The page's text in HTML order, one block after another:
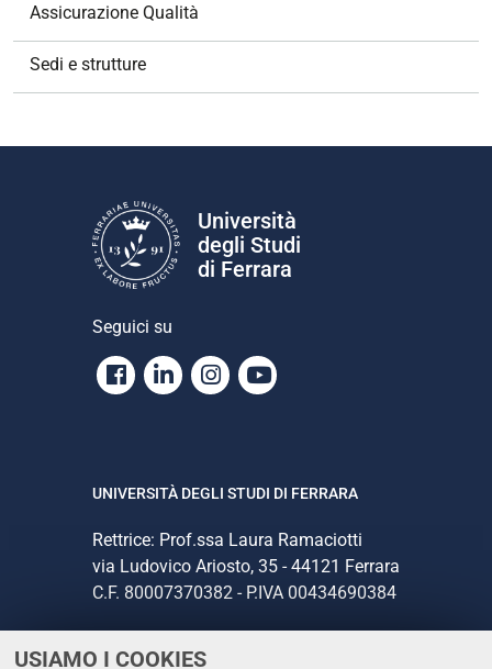
USIAMO I COOKIES
Assicurazione Qualità
Sedi e strutture
Università
degli Studi
di Ferrara
Seguici su
Facebook
LinkedinInstagram
Youtube
UNIVERSITÀ DEGLI STUDI DI FERRARA
Rettrice: Prof.ssa Laura Ramaciotti
via Ludovico Ariosto, 35 - 44121 Ferrara
C.F. 80007370382 - P.IVA 00434690384
CONTATTI